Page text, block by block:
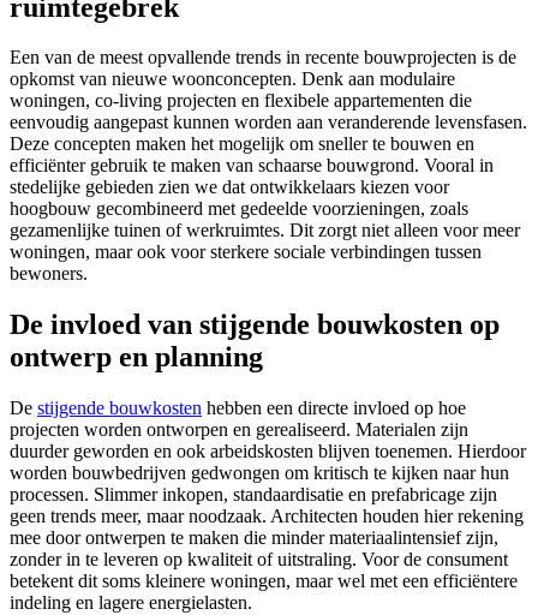
ruimtegebrek
Een van de meest opvallende trends in recente bouwprojecten is de
opkomst van nieuwe woonconcepten. Denk aan modulaire
woningen, co-living projecten en flexibele appartementen die
eenvoudig aangepast kunnen worden aan veranderende levensfasen.
Deze concepten maken het mogelijk om sneller te bouwen en
efficiënter gebruik te maken van schaarse bouwgrond. Vooral in
stedelijke gebieden zien we dat ontwikkelaars kiezen voor
hoogbouw gecombineerd met gedeelde voorzieningen, zoals
gezamenlijke tuinen of werkruimtes. Dit zorgt niet alleen voor meer
woningen, maar ook voor sterkere sociale verbindingen tussen
bewoners.
De invloed van stijgende bouwkosten op
ontwerp en planning
De stijgende bouwkosten hebben een directe invloed op hoe
projecten worden ontworpen en gerealiseerd. Materialen zijn
duurder geworden en ook arbeidskosten blijven toenemen. Hierdoor
worden bouwbedrijven gedwongen om kritisch te kijken naar hun
processen. Slimmer inkopen, standaardisatie en prefabricage zijn
geen trends meer, maar noodzaak. Architecten houden hier rekening
mee door ontwerpen te maken die minder materiaalintensief zijn,
zonder in te leveren op kwaliteit of uitstraling. Voor de consument
betekent dit soms kleinere woningen, maar wel met een efficiëntere
indeling en lagere energielasten.